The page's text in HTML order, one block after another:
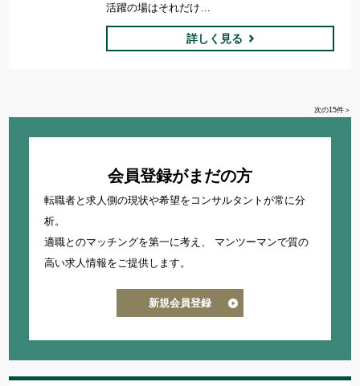
活躍の場はそれだけ…
詳しく見る
次の15件＞
会員登録がまだの方
転職者と求人側の現状や希望をコンサルタントが常に分
析。
適職とのマッチングを第一に考え、 マンツーマンで質の
高い求人情報をご提供します。
新規会員登録